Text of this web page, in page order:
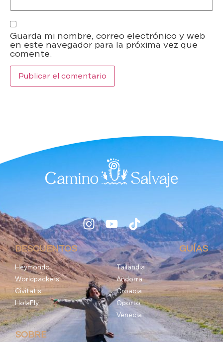
Guarda mi nombre, correo electrónico y web
en este navegador para la próxima vez que
comente.
DESCUENTOS
Heymondo
Worldpackers
Civitatis
HolaFly
GUÍAS
Tailandia
Andorra
Croacia
Oporto
Venecia
SOBRE